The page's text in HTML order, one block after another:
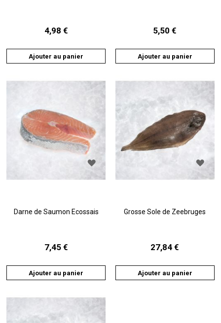
4,98 €
Ajouter au panier
5,50 €
Ajouter au panier
Darne de Saumon Ecossais
7,45 €
Ajouter au panier
AJOUTER
LA
Grosse Sole de Zeebruges
27,84 €
Ajouter au panier
LA